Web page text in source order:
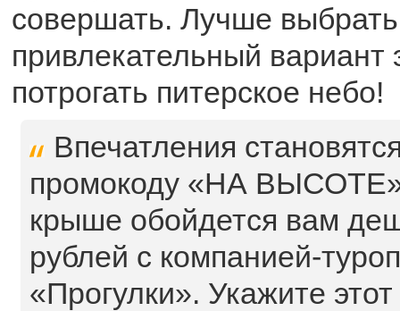
совершать. Лучше
привлекательный вариант
потрогать питерское небо!
Впечатления
промокоду «НА ВЫСОТЕ»
крыше обойдется вам
рублей с компанией-
«Прогулки». Укажите